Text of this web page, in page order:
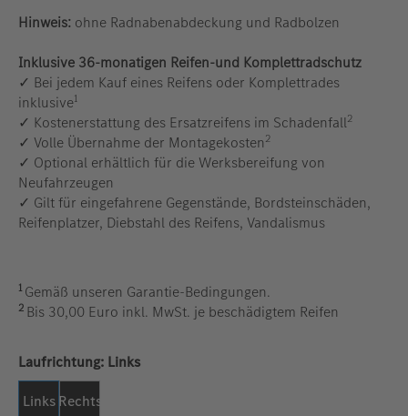
Hinweis: ohne Radnabenabdeckung und Radbolzen
Inklusive 36-monatigen Reifen-und Komplettradschutz
✓ Bei jedem Kauf eines Reifens oder Komplettrades
inklusive1
✓ Kostenerstattung des Ersatzreifens im Schadenfall2
✓ Volle Übernahme der Montagekosten2
✓ Optional erhältlich für die Werksbereifung von
Neufahrzeugen
✓ Gilt für eingefahrene Gegenstände, Bordsteinschäden,
Reifenplatzer, Diebstahl des Reifens, Vandalismus
1 Gemäß unseren Garantie-Bedingungen.
2 Bis 30,00 Euro inkl. MwSt. je beschädigtem Reifen
Laufrichtung:auswählen
Links
Links Rechts